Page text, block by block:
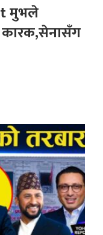
मुभले
कारक,सेनासँग